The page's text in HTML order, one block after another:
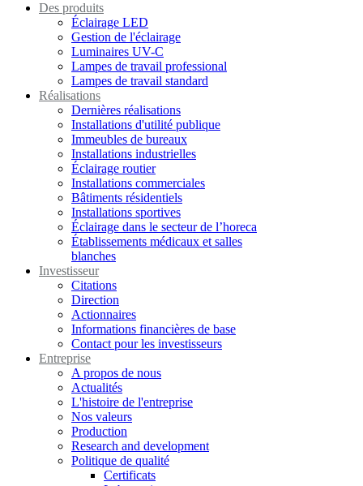
Des produits
Éclairage LED
Gestion de l'éclairage
Luminaires UV-C
Lampes de travail professional
Lampes de travail standard
Réalisations
Dernières réalisations
Installations d'utilité publique
Immeubles de bureaux
Installations industrielles
Éclairage routier
Installations commerciales
Bâtiments résidentiels
Installations sportives
Éclairage dans le secteur de l’horeca
Établissements médicaux et salles
blanches
Investisseur
Citations
Direction
Actionnaires
Informations financières de base
Contact pour les investisseurs
Entreprise
A propos de nous
Actualités
L'histoire de l'entreprise
Nos valeurs
Production
Research and development
Politique de qualité
Certificats